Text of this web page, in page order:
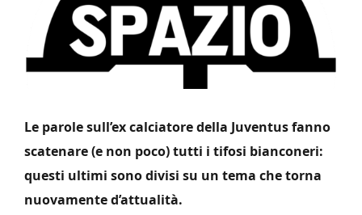
Le parole sull’ex calciatore della Juventus fanno
scatenare (e non poco) tutti i tifosi bianconeri:
questi ultimi sono divisi su un tema che torna
nuovamente d’attualità.